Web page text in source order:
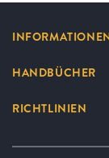
HANDBÜCHER
RICHTLINIEN